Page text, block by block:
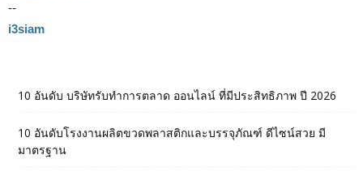
--
i3siam
10 อันดับ บริษัทรับทำการตลาด ออนไลน์ ที่มีประสิทธิภาพ ปี 2026
10 อันดับโรงงานผลิตขวดพลาสติกและบรรจุภัณฑ์ ดีไซน์สวย มี
มาตรฐาน